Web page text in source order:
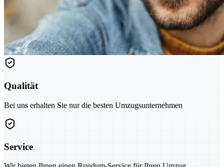
Qualität
Bei uns erhalten Sie nur die besten Umzugsunternehmen
Service